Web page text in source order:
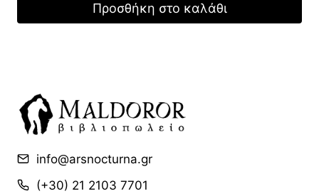
13,46 €.είναι:
Προσθήκη στο καλάθι
info@arsnocturna.gr
(+30) 21 2103 7701